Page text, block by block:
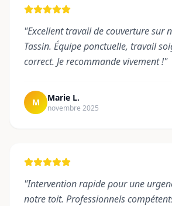
"Excellent travail de couverture sur
Tassin. Équipe ponctuelle, travail
correct. Je recommande vivement !"
M Marie L.
novembre 2025
"Intervention rapide pour une
notre toit. Professionnels